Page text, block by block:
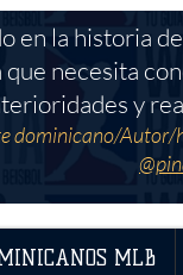
MLB
en la historia
necesita
y
dominicano/